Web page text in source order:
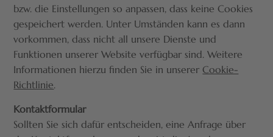
bzw. die Einstellungen so anpassen, dass keine Cookies
gespeichert werden. Unter Umständen kann es dann
vorkommen, dass nicht all unsere Dienste und
Funktionen unserer Website verfügbar sind. Weitere
Informationen hierzu finden Sie in unserer Cookie-
Richtlinie.
Kontaktformular
Sollten Sie sich dafür entscheiden, eine Anfrage über